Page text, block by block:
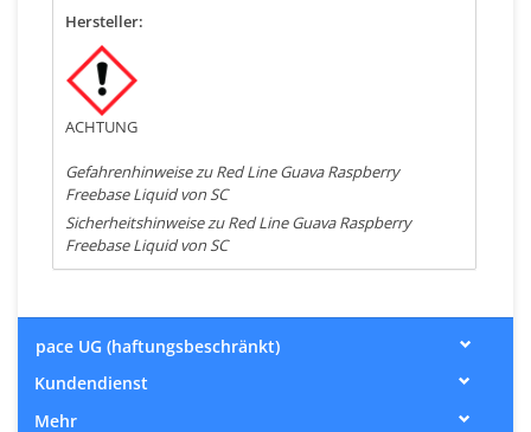
Hersteller:
ACHTUNG
Gefahrenhinweise zu Red Line Guava Raspberry
Freebase Liquid von SC
Sicherheitshinweise zu Red Line Guava Raspberry
Freebase Liquid von SC
pace UG (haftungsbeschränkt)
Kundendienst
Mehr